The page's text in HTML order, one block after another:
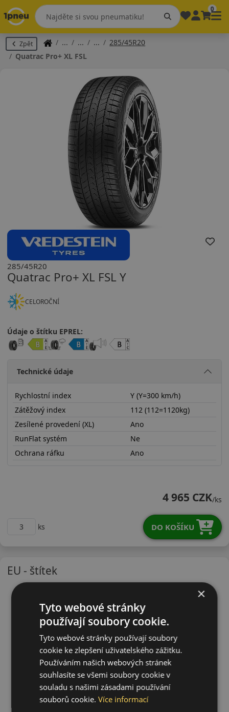
0
Zpět
285/45R20
Quatrac Pro+ XL FSL
Quatrac Pro+ XL FSL Y
285/45R20
CELOROČNÍ
Údaje o štítku EPREL:
Technické údaje
Rychlostní index
Y (Y=300 km/h)
Zátěžový index
112 (112=1120kg)
Zesílené provedení (XL)
Ano
RunFlat systém
Ne
Ochrana ráfku
Ano
4 965 CZK/ks
ks DO KOŠÍKU
EU - štítek
×
Tyto webové stránky
používají soubory cookie.
Tyto webové stránky používají soubory
cookie ke zlepšení uživatelského zážitku.
Používáním našich webových stránek
souhlasíte se všemi soubory cookie v
souladu s našimi zásadami používání
souborů cookie.Více informací